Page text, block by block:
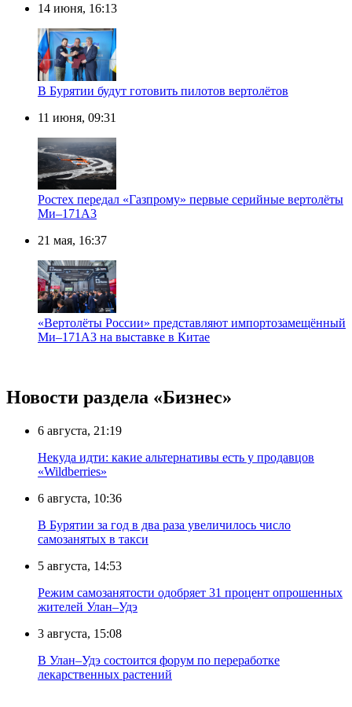
14 июня, 16:13
В Бурятии будут готовить пилотов вертолётов
11 июня, 09:31
Ростех передал «Газпрому» первые серийные вертолёты
Ми–171А3
21 мая, 16:37
«Вертолёты России» представляют импортозамещённый
Ми–171А3 на выставке в Китае
Новости раздела «Бизнес»
6 августа, 21:19
Некуда идти: какие альтернативы есть у продавцов
«Wildberries»
6 августа, 10:36
В Бурятии за год в два раза увеличилось число
самозанятых в такси
5 августа, 14:53
Режим самозанятости одобряет 31 процент опрошенных
жителей Улан–Удэ
3 августа, 15:08
В Улан–Удэ состоится форум по переработке
лекарственных растений